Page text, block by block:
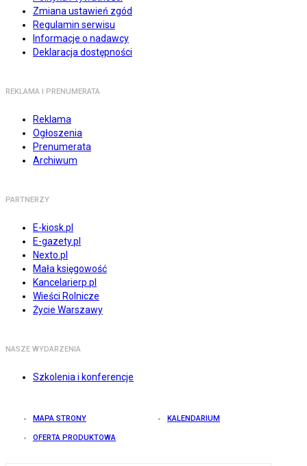
Zmiana ustawień zgód
Regulamin serwisu
Informacje o nadawcy
Deklaracja dostępności
REKLAMA I PRENUMERATA
Reklama
Ogłoszenia
Prenumerata
Archiwum
PARTNERZY
E-kiosk.pl
E-gazety.pl
Nexto.pl
Mała księgowość
Kancelarierp.pl
Wieści Rolnicze
Życie Warszawy
NASZE WYDARZENIA
Szkolenia i konferencje
MAPA STRONY KALENDARIUM
OFERTA PRODUKTOWA